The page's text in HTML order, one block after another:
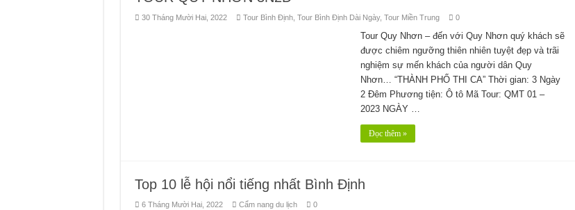
30 Tháng Mười Hai, 2022 Tour Bình Định, Tour Bình Định Dài Ngày, Tour Miền Trung 0
Tour Quy Nhơn – đến với Quy Nhơn quý khách sẽ
được chiêm ngưỡng thiên nhiên tuyệt đẹp và trãi
nghiệm sự mến khách của người dân Quy
Nhơn… “THÀNH PHỐ THI CA” Thời gian: 3 Ngày
2 Đêm Phương tiện: Ô tô Mã Tour: QMT 01 –
2023 NGÀY …
Đọc thêm »
Top 10 lễ hội nổi tiếng nhất Bình Định
6 Tháng Mười Hai, 2022 Cẩm nang du lịch 0